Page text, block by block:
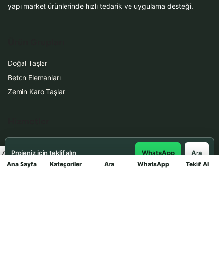
Ana Sayfa Kategoriler Ara WhatsApp Teklif Al
yapı market ürünlerinde hızlı tedarik ve uygulama desteği.
Doğal Taşlar
Beton Elemanları
Zemin Karo Taşları
Boya Badana
Projeniz için teklif alın WhatsApp Ara